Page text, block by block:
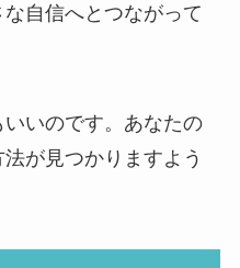
自信へとつながって
いのです。あなたの
が見つかりますよう